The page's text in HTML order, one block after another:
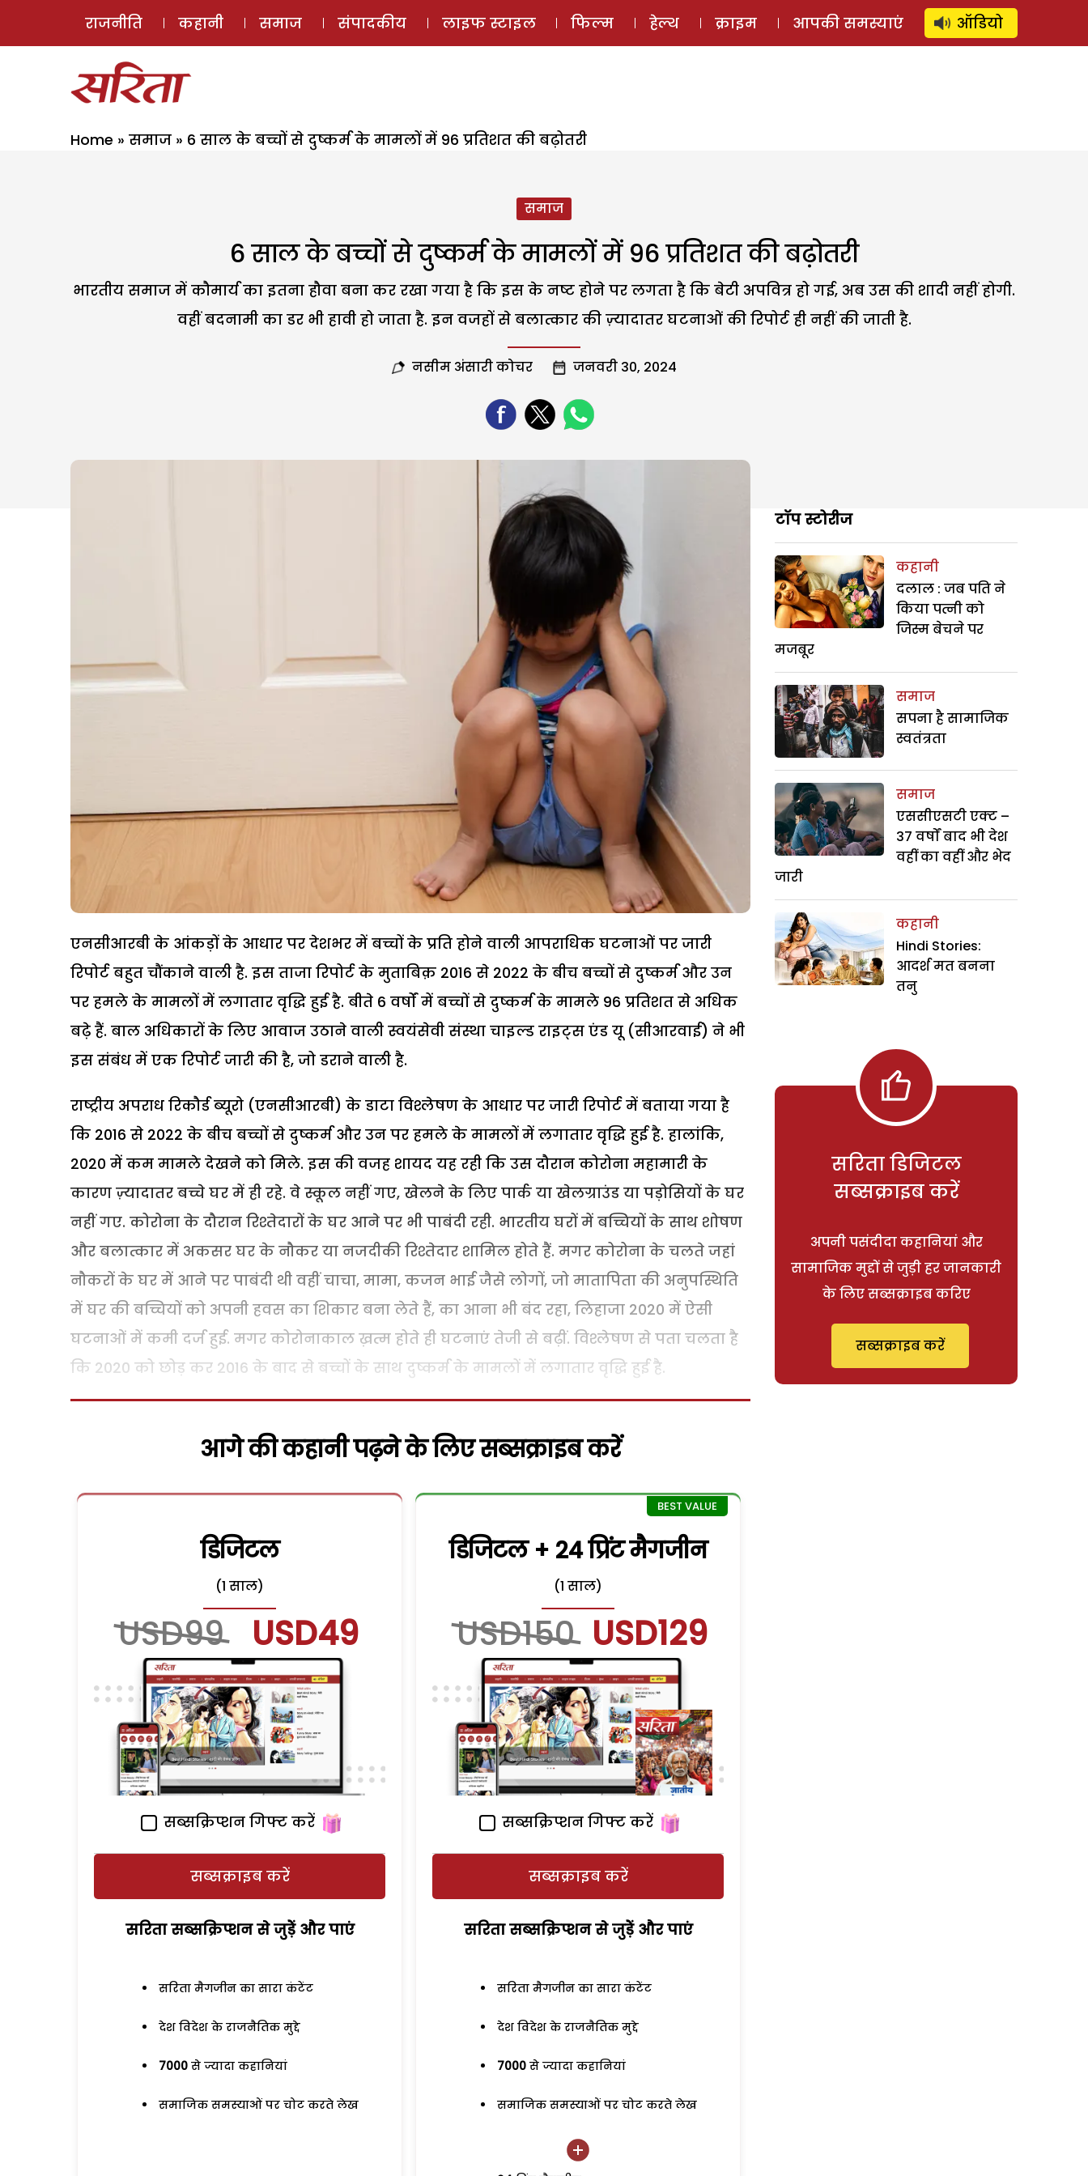
ई-मैगज़ीन ऑडियो स्टोरी लॉग इन ⚲ SUBSCRIBE
राजनीति कहानी समाज संपादकीय लाइफ स्टाइल फिल्म हेल्थ क्राइम आपकी समस्याएं ऑडियो
Home » समाज » 6 साल के बच्चों से दुष्कर्म के मामलों में 96 प्रतिशत की बढ़ोतरी
समाज
6 साल के बच्चों से दुष्कर्म के मामलों में 96 प्रतिशत की बढ़ोतरी
भारतीय समाज में कौमार्य का इतना हौवा बना कर रखा गया है कि इस के नष्ट होने पर लगता है कि बेटी अपवित्र हो गई, अब उस की शादी नहीं होगी.
वहीं बदनामी का डर भी हावी हो जाता है. इन वजहों से बलात्कार की ज़्यादातर घटनाओं की रिपोर्ट ही नहीं की जाती है.
नसीम अंसारी कोचर जनवरी 30, 2024
एनसीआरबी के आंकड़ों के आधार पर देशभर में बच्चों के प्रति होने वाली आपराधिक घटनाओं पर जारी
रिपोर्ट बहुत चौंकाने वाली है. इस ताजा रिपोर्ट के मुताबिक़ 2016 से 2022 के बीच बच्चों से दुष्कर्म और उन
पर हमले के मामलों में लगातार वृद्धि हुई है. बीते 6 वर्षों में बच्चों से दुष्कर्म के मामले 96 प्रतिशत से अधिक
बढ़े हैं. बाल अधिकारों के लिए आवाज उठाने वाली स्वयंसेवी संस्था चाइल्ड राइट्स एंड यू (सीआरवाई) ने भी
इस संबंध में एक रिपोर्ट जारी की है, जो डराने वाली है.
राष्ट्रीय अपराध रिकौर्ड ब्यूरो (एनसीआरबी) के डाटा विश्लेषण के आधार पर जारी रिपोर्ट में बताया गया है
कि 2016 से 2022 के बीच बच्चों से दुष्कर्म और उन पर हमले के मामलों में लगातार वृद्धि हुई है. हालांकि,
2020 में कम मामले देखने को मिले. इस की वजह शायद यह रही कि उस दौरान कोरोना महामारी के
कारण ज़्यादातर बच्चे घर में ही रहे. वे स्कूल नहीं गए, खेलने के लिए पार्क या खेलग्राउंड या पड़ोसियों के घर
नहीं गए. कोरोना के दौरान रिश्तेदारों के घर आने पर भी पाबंदी रही. भारतीय घरों में बच्चियों के साथ शोषण
और बलात्कार में अकसर घर के नौकर या नजदीकी रिश्तेदार शामिल होते हैं. मगर कोरोना के चलते जहां
नौकरों के घर में आने पर पाबंदी थी वहीं चाचा, मामा, कजन भाई जैसे लोगों, जो मातापिता की अनुपस्थिति
में घर की बच्चियों को अपनी हवस का शिकार बना लेते हैं, का आना भी बंद रहा, लिहाजा 2020 में ऐसी
घटनाओं में कमी दर्ज हुई. मगर कोरोनाकाल ख़त्म होते ही घटनाएं तेजी से बढ़ीं. विश्लेषण से पता चलता है
कि 2020 को छोड़ कर 2016 के बाद से बच्चों के साथ दुष्कर्म के मामलों में लगातार वृद्धि हुई है.
आगे की कहानी पढ़ने के लिए सब्सक्राइब करें
डिजिटल
(1 साल)
USD99 USD49
सब्सक्रिप्शन गिफ्ट करें
सब्सक्राइब करें
सरिता सब्सक्रिप्शन से जुड़ेें और पाएं
सरिता मैगजीन का सारा कंटेंट
देश विदेश के राजनैतिक मुद्दे
7000 से ज्यादा कहानियां
समाजिक समस्याओं पर चोट करते लेख
डिजिटल + 24 प्रिंट मैगजीन
(1 साल)
USD150 USD129
सब्सक्रिप्शन गिफ्ट करें
सब्सक्राइब करें
सरिता सब्सक्रिप्शन से जुड़ेें और पाएं
सरिता मैगजीन का सारा कंटेंट
देश विदेश के राजनैतिक मुद्दे
7000 से ज्यादा कहानियां
समाजिक समस्याओं पर चोट करते लेख
टॉप स्टोरीज
कहानी
दलाल : जब पति ने
किया पत्नी को
जिस्म बेचने पर
मजबूर
समाज
सपना है सामाजिक
स्वतंत्रता
समाज
एससीएसटी एक्ट –
37 वर्षों बाद भी देश
वहीं का वहीं और भेद
जारी
कहानी
Hindi Stories:
आदर्श मत बनना
तनु
सरिता डिजिटल
सब्सक्राइब करें
अपनी पसंदीदा कहानियां और
सामाजिक मुद्दों से जुड़ी हर जानकारी
के लिए सब्सक्राइब करिए
सब्सक्राइब करें